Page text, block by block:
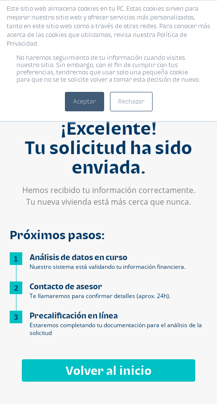
Este sitio web almacena cookies en tu PC. Estas cookies sirven para
mejorar nuestro sitio web y ofrecer servicios más personalizados,
tanto en este sitio web como a través de otras redes. Para conocer más
acerca de las cookies que utilizamos, revisa nuestra Política de
Privacidad.
No haremos seguimiento de tu información cuando visites
nuestro sitio. Sin embargo, con el fin de cumplir con tus
preferencias, tendremos que usar solo una pequeña cookie
para que no se te solicite volver a tomar esta decisión de nuevo.
Aceptar Rechazar
¡Excelente!
Tu solicitud ha sido
enviada.
Hemos recibido tu información correctamente.
Tu nueva vivienda está más cerca que nunca.
Próximos pasos:
1 Análisis de datos en curso
Nuestro sistema está validando tu información financiera.
2 Contacto de asesor
Te llamaremos para confirmar detalles (aprox. 24h).
3 Precalificación en línea
Estaremos completando tu documentación para el análisis de la
solicitud
Volver al inicio